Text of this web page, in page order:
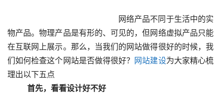
物产品。物理产品是有形的、可见的，但网络虚拟产品只能
在互联网上展示。那么，当我们的网站做得很好的时候，我
们如何检查这个网站是否做得很好？ 网站建设为大家精心梳
理出以下五点
首先，看看设计好不好